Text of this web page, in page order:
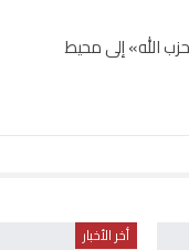
الله» إلى محيط
أخر الأخبار